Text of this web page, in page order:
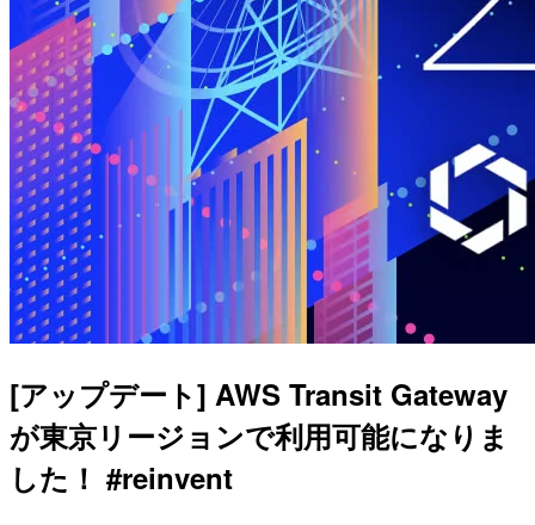
[アップデート] AWS Transit Gateway
が東京リージョンで利用可能になりま
した！ #reinvent